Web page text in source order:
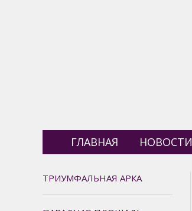
ГЛАВНАЯ НОВОСТИ
ТРИУМФАЛЬНАЯ АРКА